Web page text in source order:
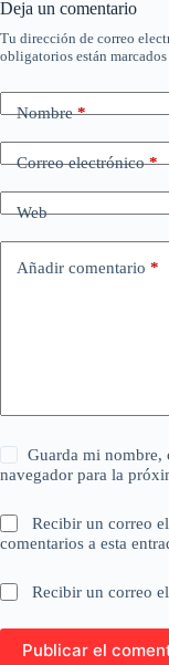
Deja un comentario
Tu dirección de correo
obligatorios están marcados
Nombre*
Correo electrónico*
Web
Añadir comentario *
Guarda mi nombre,
navegador para la
Recibir un correo
comentarios a esta
Recibir un correo
Publicar el